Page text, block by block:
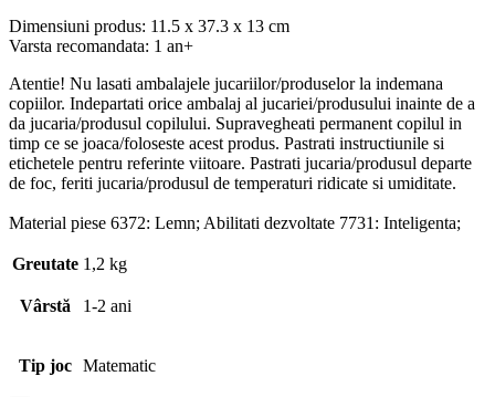
Dimensiuni produs: 11.5 x 37.3 x 13 cm
Varsta recomandata: 1 an+
Atentie! Nu lasati ambalajele jucariilor/produselor la indemana
copiilor. Indepartati orice ambalaj al jucariei/produsului inainte de a
da jucaria/produsul copilului. Supravegheati permanent copilul in
timp ce se joaca/foloseste acest produs. Pastrati instructiunile si
etichetele pentru referinte viitoare. Pastrati jucaria/produsul departe
de foc, feriti jucaria/produsul de temperaturi ridicate si umiditate.
Material piese 6372: Lemn; Abilitati dezvoltate 7731: Inteligenta;
Greutate 1,2 kg
Vârstă 1-2 ani
Tip joc Matematic